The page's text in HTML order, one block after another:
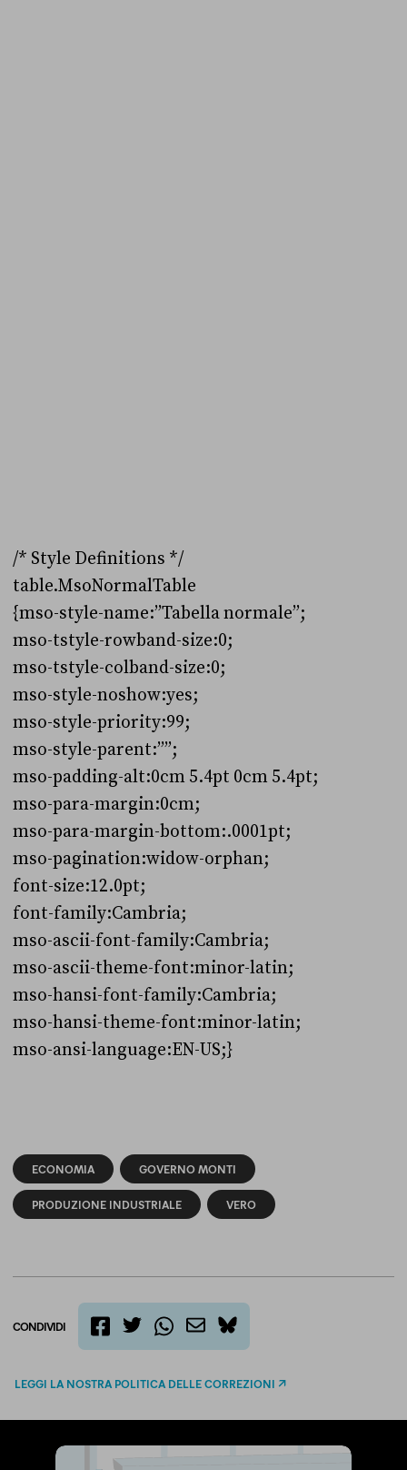
/* Style Definitions */
table.MsoNormalTable
{mso-style-name:”Tabella normale”;
mso-tstyle-rowband-size:0;
mso-tstyle-colband-size:0;
mso-style-noshow:yes;
mso-style-priority:99;
mso-style-parent:””;
mso-padding-alt:0cm 5.4pt 0cm 5.4pt;
mso-para-margin:0cm;
mso-para-margin-bottom:.0001pt;
mso-pagination:widow-orphan;
font-size:12.0pt;
font-family:Cambria;
mso-ascii-font-family:Cambria;
mso-ascii-theme-font:minor-latin;
mso-hansi-font-family:Cambria;
mso-hansi-theme-font:minor-latin;
mso-ansi-language:EN-US;}
ECONOMIA GOVERNO MONTI
PRODUZIONE INDUSTRIALE VERO
CONDIVIDI
bluesky
LEGGI LA NOSTRA POLITICA DELLE CORREZIONI